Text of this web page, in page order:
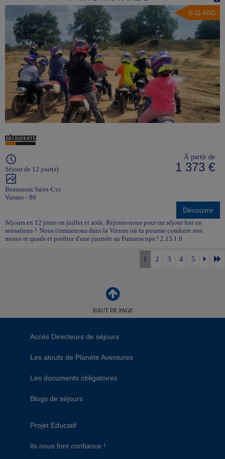
6-11 ANS
Séjour de 12 jour(s)
Beaumont Saint-Cyr
Vienne - 86
À partir de
1 373 €
Découvrir
Séjours en 12 jours en juillet et août. Rejoins-nous pour un séjour fort en
sensations ! Nous t'emmenons dans la Vienne où tu pourras conduire nos
motos et quads et profiter d'une journée au Futuroscope ! 2.15.1.0
1 2 3 4 5
HAUT DE PAGE
Accès Directeurs de séjours
Les atouts de Planète Aventures
Les documents obligatoires
Blogs de séjours
Projet Educatif
Ils nous font confiance !